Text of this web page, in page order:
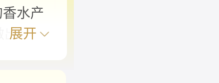
水产
出在同
展开